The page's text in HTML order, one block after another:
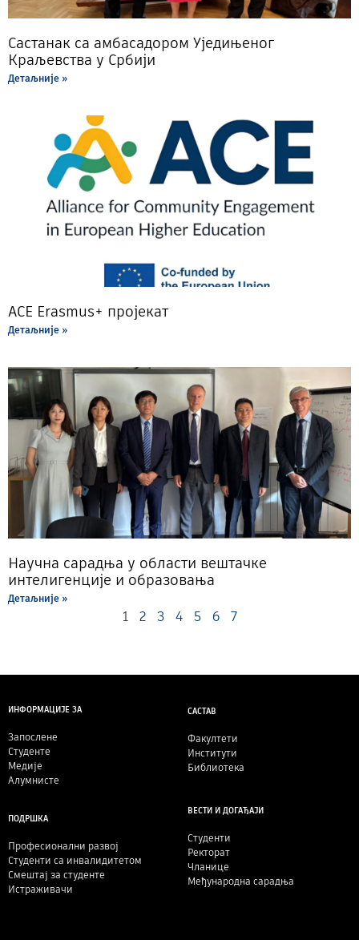
Састанак са амбасадором Уједињеног
Краљевства у Србији
Детаљније »
ACE Erasmus+ пројекат
Детаљније »
Научна сарадња у области вештачке
интелигенције и образовања
Детаљније »
1 2 3 4 5 6 7
ИНФОРМАЦИЈЕ ЗА
Запослене
Студенте
Медије
Алумнисте
САСТАВ
Факултети
Институти
Библиотека
ПОДРШКА
Професионални развој
Студенти са инвалидитетом
Смештај за студенте
Истраживачи
ВЕСТИ И ДОГАЂАЈИ
Студенти
Ректорат
Чланице
Међународна сарадња